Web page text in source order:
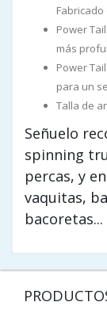
Power
más
Power
para un
Talla de
Señuelo
spinning
percas, y
vaquitas,
bacoretas...